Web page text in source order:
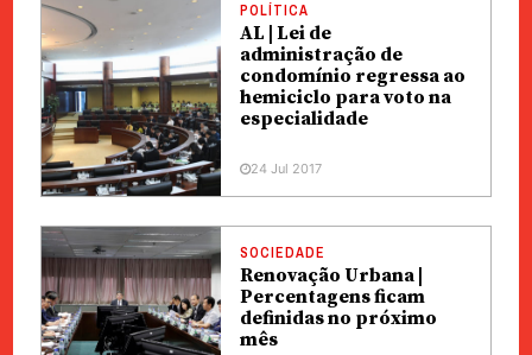
POLÍTICA
AL | Lei de
administração de
condomínio regressa ao
hemiciclo para voto na
especialidade
24 Jul 2017
SOCIEDADE
Renovação Urbana |
Percentagens ficam
definidas no próximo
mês